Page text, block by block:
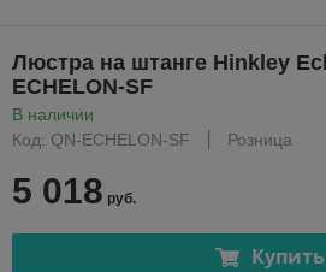
Люстра на штанге Hinkley
ECHELON-SF
В наличии
Код: QN-ECHELON-SF
Розница
5 018 руб.
Купить